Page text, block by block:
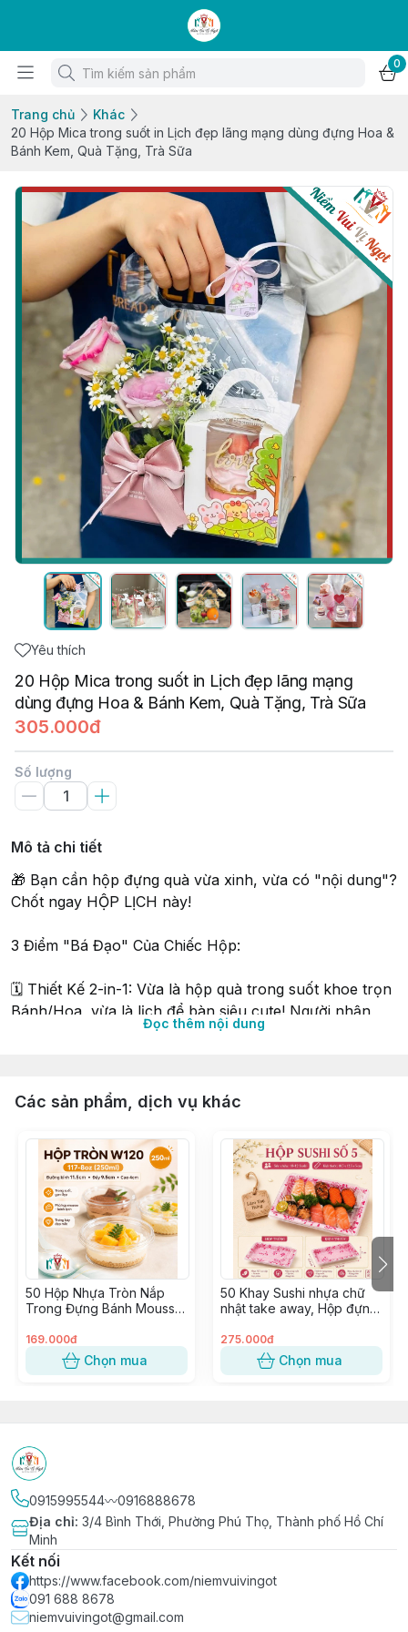
0
Trang chủ
Khác
20 Hộp Mica trong suốt in Lịch đẹp lãng mạng dùng đựng Hoa &
Bánh Kem, Quà Tặng, Trà Sữa
Yêu thích
20 Hộp Mica trong suốt in Lịch đẹp lãng mạng
dùng đựng Hoa & Bánh Kem, Quà Tặng, Trà Sữa
305.000đ
Số lượng
Mô tả chi tiết
🎁 Bạn cần hộp đựng quà vừa xinh, vừa có "nội dung"?
Chốt ngay HỘP LỊCH này!
3 Điểm "Bá Đạo" Của Chiếc Hộp:
🗓️ Thiết Kế 2-in-1: Vừa là hộp quà trong suốt khoe trọn
Bánh/Hoa, vừa là lịch để bàn siêu cute! Người nhận
vừa ăn quà, vừa nhớ ngày! 😉
xinh xắn, biến món quà thành "chiếc túi xách thời
🌸 Đa Năng Tuyệt Đối: Đựng hoa tươi, hoa sáp,
cupcake, bánh mini, hay set quà tặng nhỏ đều cực
phẩm!
🔥 Đừng tặng quà theo cách cũ! Dùng hộp LỊCH để tạo
bất ngờ!
⛔ ⛔⛔ SHOP CHỈ BÁN HỘP NGOÀI, KHÔNG KÈM HOA
BÁNH & RUY BĂNG
✨ Tư vấn tận tâm – phục vụ chu đáo
🏬 Có cửa hàng & kho hàng sẵn, cung ứng nhanh
chóng
📦 Phân phối sỉ & lẻ toàn quốc, giá tận gốc
🏭 Hàng nhập trực tiếp từ nhà máy uy tín, không qua
trung gian
Đọc thêm nội dung
Các sản phẩm, dịch vụ khác
50 Hộp Nhựa Tròn Nắp
Trong Đựng Bánh Mousse,
Xoài ~ W120, 8117, 117-8
169.000đ
Chọn mua
50 Khay Sushi nhựa chữ
nhật take away, Hộp đựng
SỐ 5
275.000đ
Chọn mua
0915995544〰️0916888678
Địa chỉ: 3/4 Bình Thới, Phường Phú Thọ, Thành phố Hồ Chí
Minh
Kết nối
https://www.facebook.com/niemvuivingot
091 688 8678
niemvuivingot@gmail.com